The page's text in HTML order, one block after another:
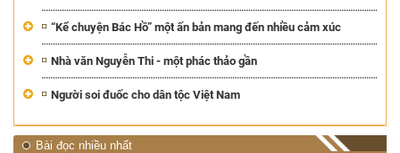
“Kể chuyện Bác Hồ” một ấn bản mang đến nhiều cảm xúc
Nhà văn Nguyễn Thi - một phác thảo gần
Người soi đuốc cho dân tộc Việt Nam
Bài đọc nhiều nhất